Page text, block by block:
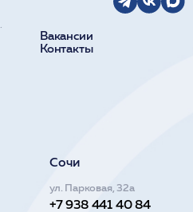
Вакансии
Контакты
Сочи
ул. Парковая, 32а
+7 938 441 40 84